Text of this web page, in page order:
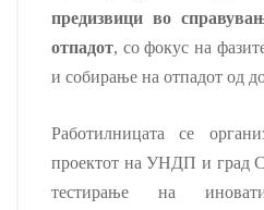
предизвици во
отпадот, со фокус на
и собирање на отпадот од
Работилницата се
проектот на УНДП и град
тестирање на